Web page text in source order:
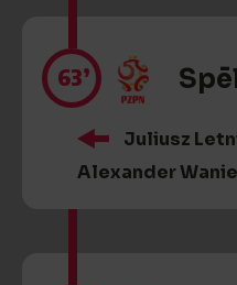
63’
Juliusz
Alexander